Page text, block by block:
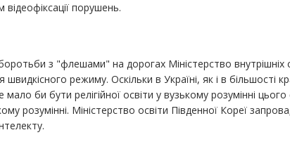
порушень.
з "флешами" на дорогах Міністерство внутрішніх
режиму. Оскільки в Україні, як і в більшості
би бути релігійної освіти у вузькому розумінні
розумінні. Міністерство освіти Південної Кореї